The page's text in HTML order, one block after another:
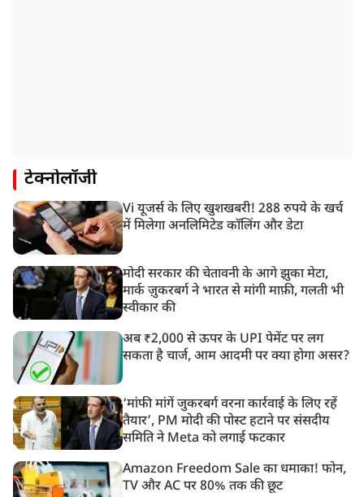
टेक्नोलॉजी
Vi यूजर्स के लिए खुशखबरी! 288 रुपये के खर्च
में मिलेगा अनलिमिटेड कॉलिंग और डेटा
मोदी सरकार की चेतावनी के आगे झुका मेटा,
मार्क ज़ुकरबर्ग ने भारत से मांगी माफ़ी, गलती भी
स्वीकार की
अब ₹2,000 से ऊपर के UPI पेमेंट पर लग
सकता है चार्ज, आम आदमी पर क्या होगा असर?
‘मांफी मांगें जुकरबर्ग वरना कार्रवाई के लिए रहें
तैयार’, PM मोदी की पोस्ट हटाने पर संसदीय
समिति ने Meta को लगाई फटकार
Amazon Freedom Sale का धमाका! फोन,
TV और AC पर 80% तक की छूट